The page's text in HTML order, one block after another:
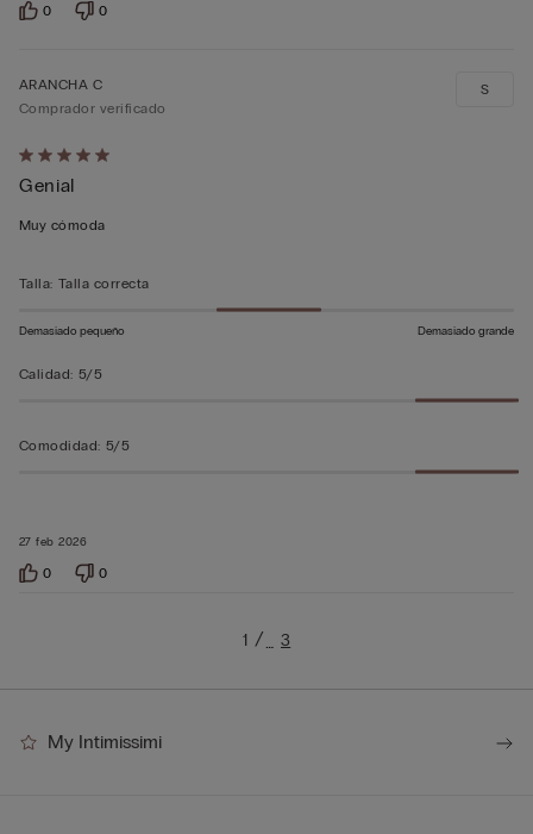
0 0
Calificación
de
5
5
27 feb 2026
ARANCHA C
Comprador verificado
Genial
Muy cómoda
S
Talla: Talla correcta
Demasiado pequeño Demasiado grande
Calidad: 5/5
Comodidad: 5/5
0 0
1 … 3
My Intimissimi